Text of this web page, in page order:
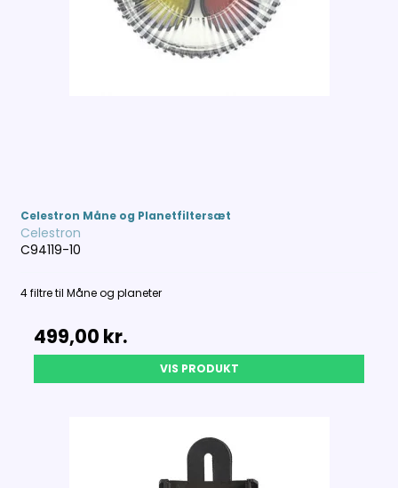
Celestron Måne og Planetfiltersæt
Celestron
C94119-10
4 filtre til Måne og planeter
499,00 kr.
VIS PRODUKT